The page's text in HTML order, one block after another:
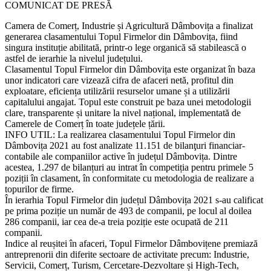
COMUNICAT DE PRESĂ
Camera de Comerț, Industrie și Agricultură Dâmbovița a finalizat
generarea clasamentului Topul Firmelor din Dâmbovița, fiind
singura instituție abilitată, printr-o lege organică să stabilească o
astfel de ierarhie la nivelul județului.
Clasamentul Topul Firmelor din Dâmbovița este organizat în baza
unor indicatori care vizează cifra de afaceri netă, profitul din
exploatare, eficiența utilizării resurselor umane și a utilizării
capitalului angajat. Topul este construit pe baza unei metodologii
clare, transparente și unitare la nivel național, implementată de
Camerele de Comerț în toate județele țării.
INFO UTIL: La realizarea clasamentului Topul Firmelor din
Dâmbovița 2021 au fost analizate 11.151 de bilanţuri financiar-
contabile ale companiilor active în județul Dâmbovița. Dintre
acestea, 1.297 de bilanțuri au intrat în competiția pentru primele 5
poziții în clasament, în conformitate cu metodologia de realizare a
topurilor de firme.
În ierarhia Topul Firmelor din județul Dâmbovița 2021 s-au calificat
pe prima poziție un număr de 493 de companii, pe locul al doilea
286 companii, iar cea de-a treia poziție este ocupată de 211
companii.
Indice al reușitei în afaceri, Topul Firmelor Dâmbovițene premiază
antreprenorii din diferite sectoare de activitate precum: Industrie,
Servicii, Comerț, Turism, Cercetare-Dezvoltare și High-Tech,